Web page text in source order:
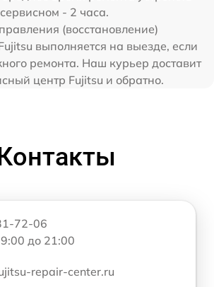
- 2 часа.
(восстановление)
выполняется на выезде, если
ремонта. Наш курьер доставит
центр Fujitsu и обратно.
72-06
до 21:00
repair-center.ru